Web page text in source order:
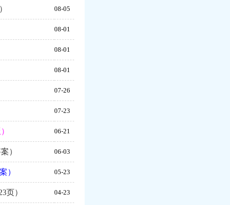
08-05
08-01
08-01
08-01
07-26
07-23
06-21
） 06-03
） 05-23
页） 04-23